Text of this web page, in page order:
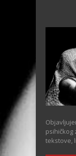
psihičkog
tekstove,